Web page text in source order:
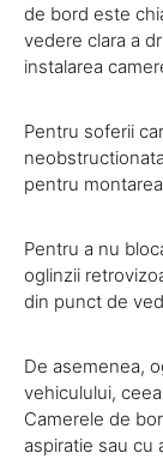
de bord este
vedere clara a
instalarea
Pentru soferii
pentru
Pentru a nu
oglinzii
din punct de
De asemenea,
vehiculului,
Camerele de
aspiratie sau cu